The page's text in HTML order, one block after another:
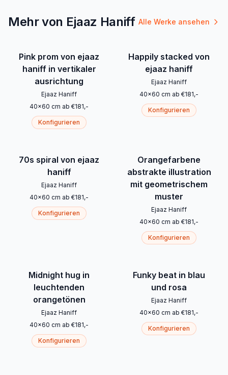
Mehr von Ejaaz Haniff Alle Werke ansehen
Pink prom von ejaaz
haniff in vertikaler
ausrichtung
Ejaaz Haniff
40x60 cm ab €181,-
Konfigurieren
Happily stacked von
ejaaz haniff
Ejaaz Haniff
40x60 cm ab €181,-
Konfigurieren
70s spiral von ejaaz
haniff
Ejaaz Haniff
40x60 cm ab €181,-
Konfigurieren
Orangefarbene
abstrakte illustration
mit geometrischem
muster
Ejaaz Haniff
40x60 cm ab €181,-
Konfigurieren
Midnight hug in
leuchtenden
orangetönen
Ejaaz Haniff
40x60 cm ab €181,-
Konfigurieren
Funky beat in blau
und rosa
Ejaaz Haniff
40x60 cm ab €181,-
Konfigurieren